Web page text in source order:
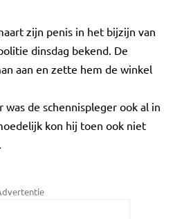
zijn penis in het bijzijn van
dinsdag bekend. De
aan en zette hem de winkel
was de schennispleger ook al in
kon hij toen ook niet